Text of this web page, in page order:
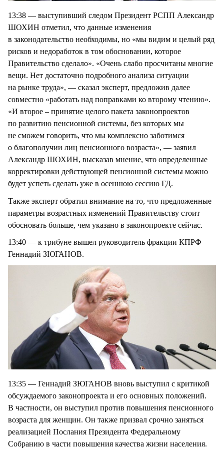
13:38 — выступивший следом Президент РСПП Александр
ШОХИН отметил, что данные изменения
в законодательство необходимы, но «мы видим и целый ряд
рисков и недоработок в том обосновании, которое
Правительство сделало». «Очень слабо просчитаны многие
вещи. Нет достаточно подробного анализа ситуации
на рынке труда», — сказал эксперт, предложив далее
совместно «работать над поправками ко второму чтению».
«И второе – принятие целого пакета законопроектов
по развитию пенсионной системы, без которых мы
не сможем говорить, что мы комплексно заботимся
о благополучии лиц пенсионного возраста», — заявил
Александр ШОХИН, высказав мнение, что определенные
корректировки действующей пенсионной системы можно
будет успеть сделать уже в осеннюю сессию ГД.
Также эксперт обратил внимание на то, что предложенные
параметры возрастных изменений Правительству стоит
обосновать больше, чем указано в законопроекте сейчас.
13:40 — к трибуне вышел руководитель фракции КПРФ
Геннадий ЗЮГАНОВ.
13:35 — Геннадий ЗЮГАНОВ вновь выступил с критикой
обсуждаемого законопроекта и его основных положений.
В частности, он выступил против повышения пенсионного
возраста для женщин. Он также призвал срочно заняться
реализацией Послания Президента Федеральному
Собранию в части повышения качества жизни населения.